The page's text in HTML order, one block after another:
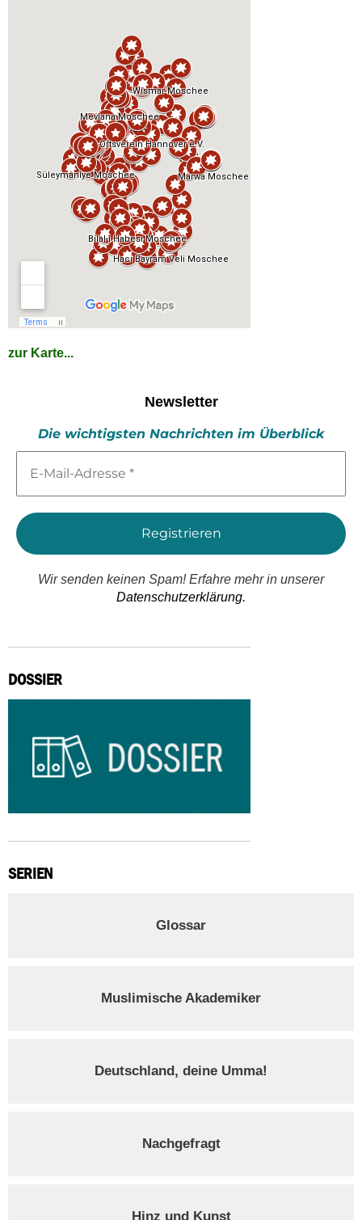
zur Karte...
Newsletter
Die wichtigsten Nachrichten im Überblick
Mail-
*
Wir senden keinen Spam! Erfahre mehr in unserer
Datenschutzerklärung.
DOSSIER
SERIEN
Glossar
Muslimische Akademiker
Deutschland, deine Umma!
Nachgefragt
Hinz und Kunst